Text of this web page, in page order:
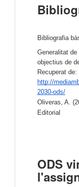
Bibliografia
Generalitat de
objectius de
http://
2030-ods/
Oliveras, A.
Editorial
ODS